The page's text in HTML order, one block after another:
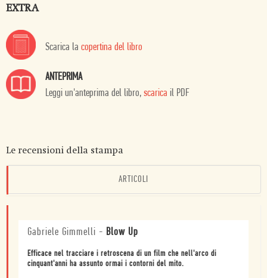
EXTRA
Scarica la copertina del libro
ANTEPRIMA
Leggi un'anteprima del libro, scarica il PDF
Le recensioni della stampa
ARTICOLI
Gabriele Gimmelli - Blow Up
Efficace nel tracciare i retroscena di un film che nell'arco di
cinquant'anni ha assunto ormai i contorni del mito.